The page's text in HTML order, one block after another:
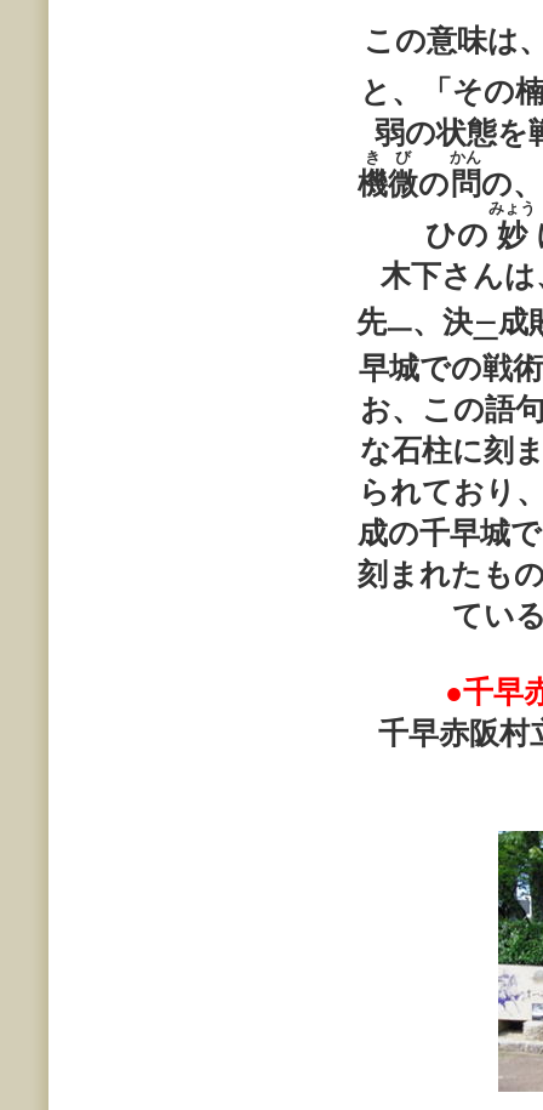
この意味は
と、「その
弱の状態を
機微
きび
の 問
かん
の
ひの 妙
みょう
木下さん
先一、決二成
早城での戦
お、この語
な石柱に刻
られており
成の千早城
刻まれたも
てい
●千早
千早赤阪村